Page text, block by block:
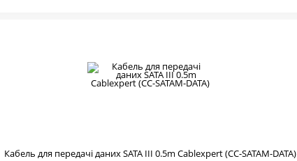
Кабель для передачі даних SATA III 0.5m Cablexpert (CC-SATAM-DATA)